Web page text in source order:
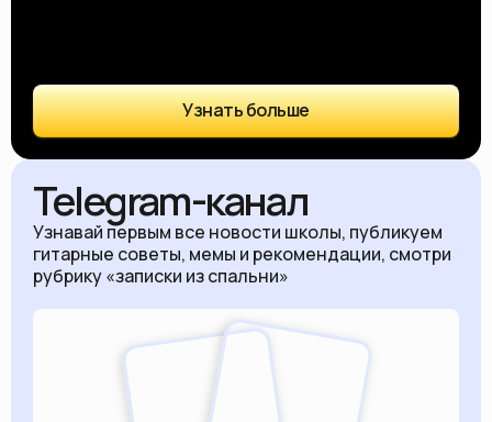
Узнать больше
Telegram-канал
Узнавай первым все новости школы, публикуем
гитарные советы, мемы и рекомендации, смотри
рубрику «записки из спальни»